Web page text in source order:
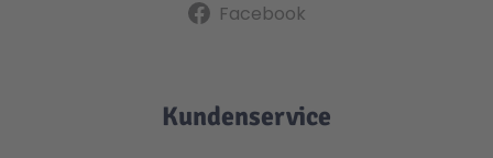
Facebook
Kundenservice